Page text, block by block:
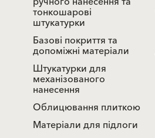
тонкошарові
штукатурки
Базові покриття та
допоміжні матеріали
Штукатурки для
механізованого
нанесення
Облицювання плиткою
Матеріали для підлоги